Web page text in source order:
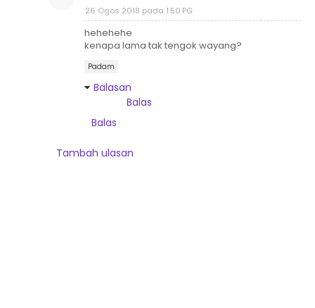
26 Ogos 2018 pada 1:50 PG
hehehehe
kenapa lama tak tengok wayang?
Padam
Balasan
Balas
Balas
Tambah ulasan